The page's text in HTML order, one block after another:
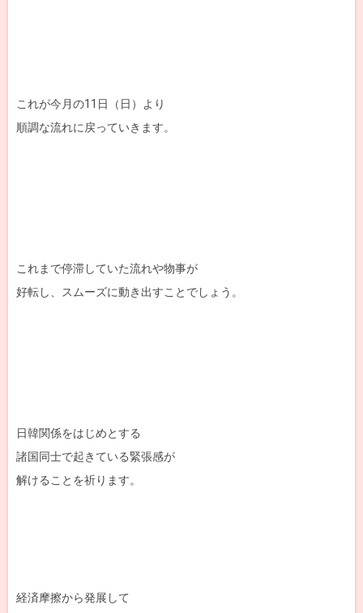
これが今月の11日（日）より
順調な流れに戻っていきます。
これまで停滞していた流れや物事が
好転し、スムーズに動き出すことでしょう。
日韓関係をはじめとする
諸国同士で起きている緊張感が
解けることを祈ります。
経済摩擦から発展して